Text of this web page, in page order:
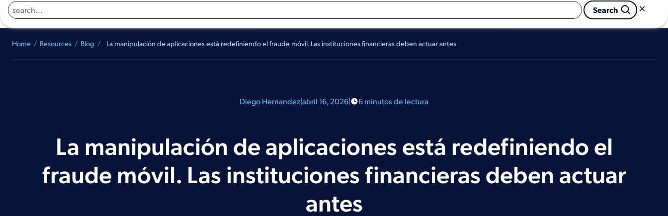
Returns to homepage Search ×
Home Resources Blog La manipulación de aplicaciones está redefiniendo el fraude móvil. Las instituciones financieras deben actuar antes
Diego Hernandez|abril 16, 2026| 6 minutos de lectura
La manipulación de aplicaciones está redefiniendo el
fraude móvil. Las instituciones financieras deben actuar
antes